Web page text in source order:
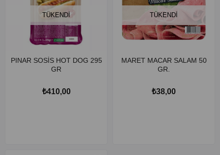
TÜKENDI
PINAR SOSİS HOT DOG 295
GR
₺410,00
TÜKENDI
MARET MACAR SALAM 50
GR.
₺38,00